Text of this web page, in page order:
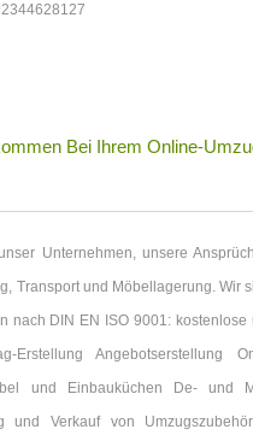
Bei Ihrem Online-
Unternehmen, unsere
Transport und Möbellagerung. Wir
nach DIN EN ISO 9001:
Erstellung Angebotserstellung
und Einbauküchen De- und
und Verkauf von